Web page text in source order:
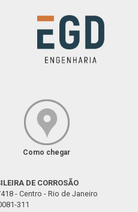
Como chegar
DE CORROSÃO
- Centro - Rio de Janeiro
311